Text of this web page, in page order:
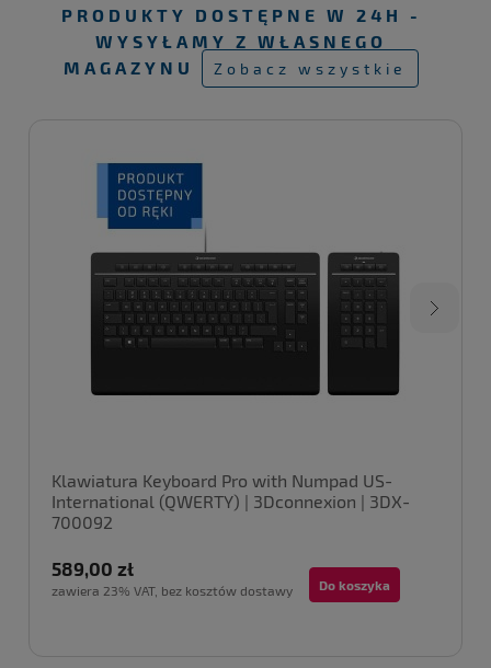
PRODUKTY DOSTĘPNE W 24H -
WYSYŁAMY Z WŁASNEGO
MAGAZYNU
Zobacz wszystkie
Klawiatura Keyboard Pro with Numpad US-
International (QWERTY) | 3Dconnexion | 3DX-
700092
589,00 zł
zawiera 23% VAT, bez kosztów dostawy Do koszyka